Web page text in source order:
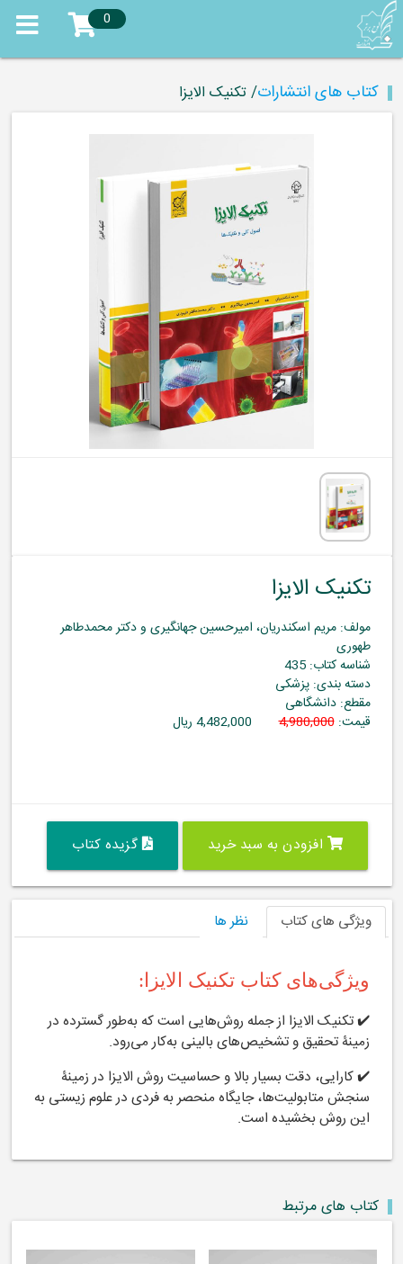
0
کتاب های انتشارات/ تکنیک الایزا
تکنیک الایزا
مولف: مریم اسکندریان، امیرحسین جهانگیری و دکتر محمدطاهر
طهوری
شناسه کتاب: 435
دسته بندی: پزشکی
مقطع: دانشگاهی
قیمت:4,980,000 4,482,000 ریال
افزودن به سبد خرید گزیده کتاب
ویژگی های کتاب نظر ها
ویژگی‌های کتاب تکنیک الایزا:
✔️ تکنیک الایزا از جمله روش‌هایی است که به‌طور گسترده در
زمینۀ تحقیق و تشخیص‌های بالینی به‌کار می‌رود.
✔️ کارایی، دقت بسیار بالا و حساسیت روش الایزا در زمینۀ
سنجش متابولیت‌ها، جایگاه منحصر به فردی در علوم زیستی به
این روش بخشیده است.
کتاب های مرتبط